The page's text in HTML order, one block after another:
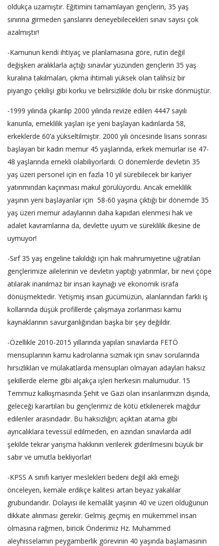
oldukça uzamıştır. Eğitimini tamamlayan gençlerin, 35 yaş
sınırına girmeden şanslarını deneyebilecekleri sınav sayısı çok
azalmıştır!
-Kamunun kendi ihtiyaç ve planlamasına göre, rutin değil
değişken aralıklarla açtığı sınavlar yüzünden gençlerin 35 yaş
kuralına takılmaları, çıkma ihtimali yüksek olan talihsiz bir
piyango çekilişi gibi korku ve belirsizlikle dolu bir riske dönmüştür.
-1999 yılında çıkarılıp 2000 yılında revize edilen 4447 sayılı
kanunla, emeklilik yaşları işe yeni başlayan kadınlarda 58,
erkeklerde 60’a yükseltilmiştir. 2000 yılı öncesinde lisans sonrası
başlayan bir kadın memur 45 yaşlarında, erkek memurlar ise 47-
48 yaşlarında emekli olabiliyorlardı. O dönemlerde devletin 35
yaş üzeri personel için en fazla 10 yıl sürebilecek bir kariyer
yatırımından kaçınması makul görülüyordu. Ancak emeklilik
yaşının yeni başlayanlar için 58-60 yaşına çıktığı bir dönemde 35
yaş üzeri memur adaylarının daha kapıdan elenmesi hak ve
adalet kavramlarına da, devlette uyum ve süreklilik ilkesine de
uymuyor!
-Sırf 35 yaş engeline takıldığı için hak mahrumiyetine uğratılan
gençlerimize ailelerinin ve devletin yaptığı yatırımlar, bir nevi çöpe
atılarak inanılmaz bir insan kaynağı ve ekonomik israfa
dönüşmektedir. Yetişmiş insan gücümüzün, alanlarından farklı iş
kollarında düşük profillerde çalışmaya zorlanması kamu
kaynaklarının savurganlığından başka bir şey değildir.
-Özellikle 2010-2015 yıllarında yapılan sınavlarda FETÖ
mensuplarının kamu kadrolarına sızmak için sınav sorularında
hırsızlıkları ve mülakatlarda mensupları olmayan adayları haksız
şekillerde eleme gibi alçakça işleri herkesin malumudur. 15
Temmuz kalkışmasında Şehit ve Gazi olan insanlarımızın dışında,
geleceği karartılan bu gençlerimiz de kötü etkilenerek mağdur
edilenler arasındadır. Bu haksızlığın; açıktan atama gibi
ayrıcalıklara tevessül edilmeden, en azından sınavlarda adil
şekilde tekrar yarışma hakkının verilerek giderilmesini büyük bir
sabır ve umutla bekliyorlar!
-KPSS A sınıfı kariyer meslekleri bedeni değil akli emeği
önceleyen, kemale erdikçe kalitesi artan beyaz yakalılar
grubundandır. Dolayısı ile kemalât yaşının 40 ve üzeri olduğunun
dikkate alınması gerekir. Gelmiş geçmiş en mükemmel insan
olmasına rağmen, biricik Önderimiz Hz. Muhammed
aleyhisselamın peygamberlik görevinin 40 yaşında başlamasının